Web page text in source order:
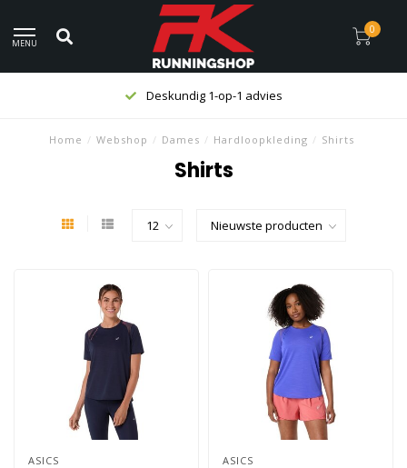
MENU
0
Deskundig 1-op-1 advies
Home / Webshop / Dames / Hardloopkleding / Shirts
Shirts
ASICS ASICS